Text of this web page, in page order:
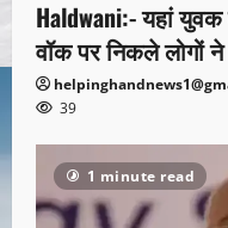
Haldwani:- यहां युवक
वॉक पर निकले लोगों
39
1 minute read